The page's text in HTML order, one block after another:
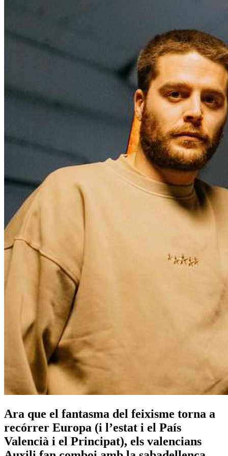
Ara que el fantasma del feixisme torna a
recórrer Europa (i l’estat i el País
Valencià i el Principat), els valencians